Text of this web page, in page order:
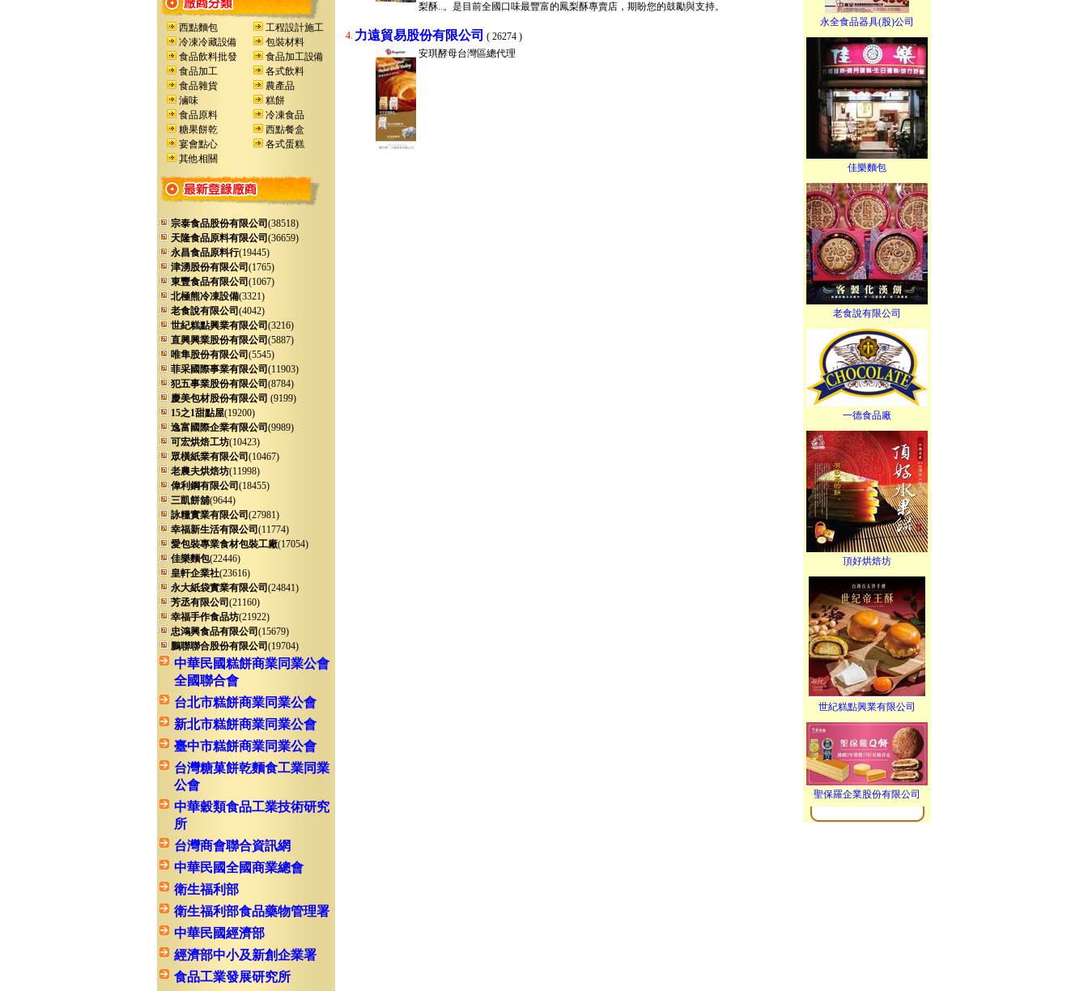
西點麵包
工程設計施工
冷凍冷藏設備
包裝材料
食品飲料批發
食品加工設備
食品加工
各式飲料
食品雜貨
農產品
滷味
糕餅
食品原料
冷凍食品
糖果餅乾
西點餐盒
宴會點心
各式蛋糕
其他相關
宗泰食品股份有限公司 (38518)
天隆食品原料有限公司 (36659)
永昌食品原料行(19445)
津湧股份有限公司 (1765)
東豐食品有限公司 (1067)
北極熊冷凍設備(3321)
老食說有限公司 (4042)
世紀糕點興業有限公司 (3216)
直興興業股份有限公司 (5887)
唯隼股份有限公司 (5545)
菲采國際事業有限公司 (11903)
犯五事業股份有限公司 (8784)
慶美包材股份有限公司 (9199)
15之1甜點屋(19200)
逸富國際企業有限公司 (9989)
可宏烘焙工坊(10423)
眾橫紙業有限公司 (10467)
老農夫烘焙坊(11998)
偉利鋼有限公司 (18455)
三凱餅舖(9644)
詠糧實業有限公司 (27981)
幸福新生活有限公司 (11774)
愛包裝專業食材包裝工廠(17054)
佳樂麵包(22446)
皇軒企業社(23616)
永大紙袋實業有限公司 (24841)
芳丞有限公司 (21160)
幸福手作食品坊(21922)
忠鴻興食品有限公司 (15679)
鵬聯聯合股份有限公司 (19704)
中華民國糕餅商業同業公會
全國聯合會
台北市糕餅商業同業公會
新北市糕餅商業同業公會
臺中市糕餅商業同業公會
台灣糖菓餅乾麵食工業同業
公會
中華穀類食品工業技術研究
所
台灣商會聯合資訊網
中華民國全國商業總會
衛生福利部
衛生福利部食品藥物管理署
中華民國經濟部
經濟部中小及新創企業署
食品工業發展研究所
梨酥..。是目前全國口味最豐富的鳳梨酥專賣店，期盼您的鼓勵與支持。
4. 力遠貿易股份有限公司 ( 26274 )
安琪酵母台灣區總代理
永全食品器具(股)公司
佳樂麵包
老食說有限公司
一德食品廠
頂好烘焙坊
世紀糕點興業有限公司
聖保羅企業股份有限公司